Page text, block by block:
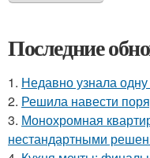
Последние
1. Недавно узнала
2. Решила навести
3. Монохромная
нестандартными